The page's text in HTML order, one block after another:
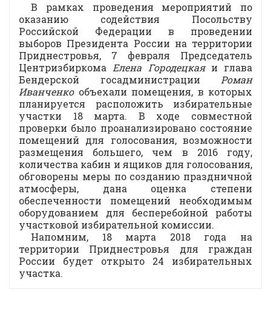
В рамках проведения мероприятий по
оказанию содействия Посольству
Российской Федерации в проведении
выборов Президента России на территории
Приднестровья, 7 февраля Председатель
Центризбиркома Елена Городецкаяи глава
Бендерской госадминистрации Роман
Иванченкообъехали помещения, в которых
планируется расположить избирательные
участки 18 марта. В ходе совместной
проверки было проанализировано состояние
помещений для голосования, возможности
размещения большего, чем в 2016 году,
количества кабин и ящиков для голосования,
обговорены меры по созданию праздничной
атмосферы, дана оценка степени
обеспеченности помещений необходимым
оборудованием для бесперебойной работы
участковой избирательной комиссии.
Напомним, 18 марта 2018 года на
территории Приднестровья для граждан
России будет открыто 24 избирательных
участка.